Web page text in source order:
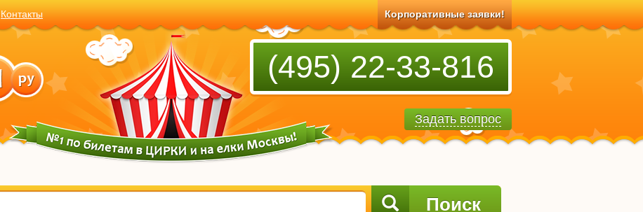
Контакты Корпоративные заявки!
(495) 22-33-816
Задать вопрос
Поиск